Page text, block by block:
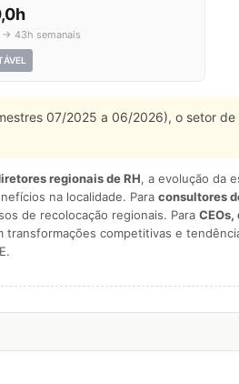
43h semanais
07/2025 a 06/2026), o setor de
regionais de RH, a evolução da
na localidade. Para consultores
de recolocação regionais. Para
competitivas e